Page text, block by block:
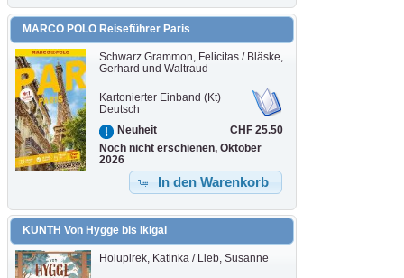
MARCO POLO Reiseführer Paris
Schwarz Grammon, Felicitas / Bläske,
Gerhard und Waltraud
Kartonierter Einband (Kt)
Deutsch
Neuheit
CHF 25.50
Noch nicht erschienen, Oktober
2026
In den Warenkorb
KUNTH Von Hygge bis Ikigai
Holupirek, Katinka / Lieb, Susanne